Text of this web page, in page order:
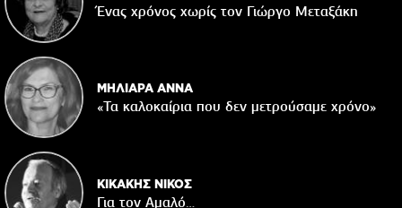
Ένας χρόνος χωρίς τον Γιώργο Μεταξάκη
ΜΗΛΙΑΡΑ ΑΝΝΑ
«Τα καλοκαίρια που δεν μετρούσαμε χρόνο»
ΚΙΚΑΚΗΣ ΝΙΚΟΣ
Για τον Αμαλό…